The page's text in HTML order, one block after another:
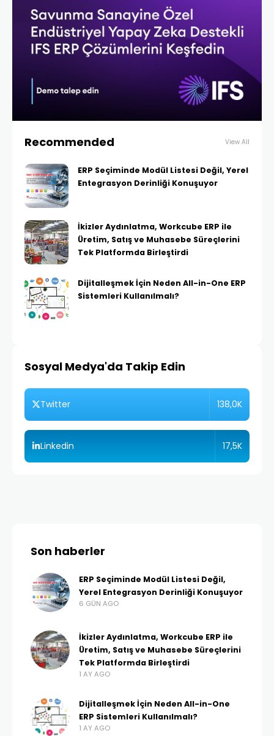
Recommended View All
ERP Seçiminde Modül Listesi Değil, Yerel
Entegrasyon Derinliği Konuşuyor
İkizler Aydınlatma, Workcube ERP ile
Üretim, Satış ve Muhasebe Süreçlerini
Tek Platformda Birleştirdi
Dijitalleşmek İçin Neden All-in-One ERP
Sistemleri Kullanılmalı?
Sosyal Medya'da Takip Edin
Twitter 138,0K
Linkedin 17,5K
Son haberler
ERP Seçiminde Modül Listesi Değil,
Yerel Entegrasyon Derinliği Konuşuyor
6 GÜN AGO
İkizler Aydınlatma, Workcube ERP ile
Üretim, Satış ve Muhasebe Süreçlerini
Tek Platformda Birleştirdi
1 AY AGO
Dijitalleşmek İçin Neden All-in-One
ERP Sistemleri Kullanılmalı?
1 AY AGO